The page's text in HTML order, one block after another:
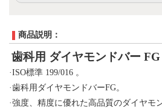
商品説明：
歯科用 ダイヤモンドバー FG
·ISO標準 199/016 。
·歯科用ダイヤモンドバーFG。
·強度、精度に優れた高品質のダイヤモ